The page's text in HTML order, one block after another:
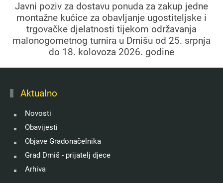
Javni poziv za dostavu ponuda za zakup jedne
montažne kućice za obavljanje ugostiteljske i
trgovačke djelatnosti tijekom održavanja
malonogometnog turnira u Drnišu od 25. srpnja
do 18. kolovoza 2026. godine
Aktualno
Novosti
Obavijesti
Objave Gradonačelnika
Grad Drniš - prijatelj djece
Arhiva